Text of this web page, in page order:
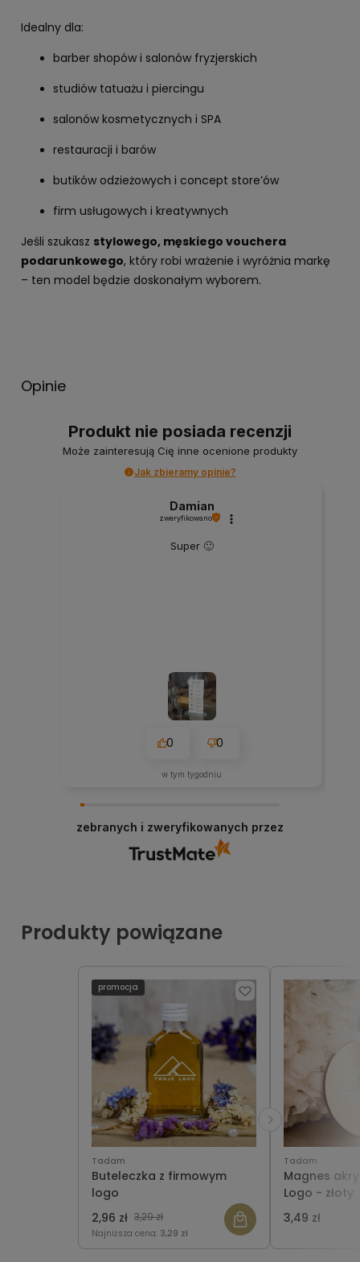
Idealny dla:
barber shopów i salonów fryzjerskich
studiów tatuażu i piercingu
salonów kosmetycznych i SPA
restauracji i barów
butików odzieżowych i concept store’ów
firm usługowych i kreatywnych
Jeśli szukasz stylowego, męskiego vouchera
podarunkowego, który robi wrażenie i wyróżnia markę
– ten model będzie doskonałym wyborem.
Opinie
Produkt nie posiada recenzji
Może zainteresują Cię inne ocenione produkty
Jak zbieramy opinie?
Damian
zweryfikowano
Super 🙂
0 0
w tym tygodniu
zebranych i zweryfikowanych przez
Produkty powiązane
Tadam
Buteleczka z firmowym
logo
2,96 zł 3,29 zł
Najniższa cena: 3,29 zł
promocja
Tadam
Magnes
Logo - złoty
3,49 zł